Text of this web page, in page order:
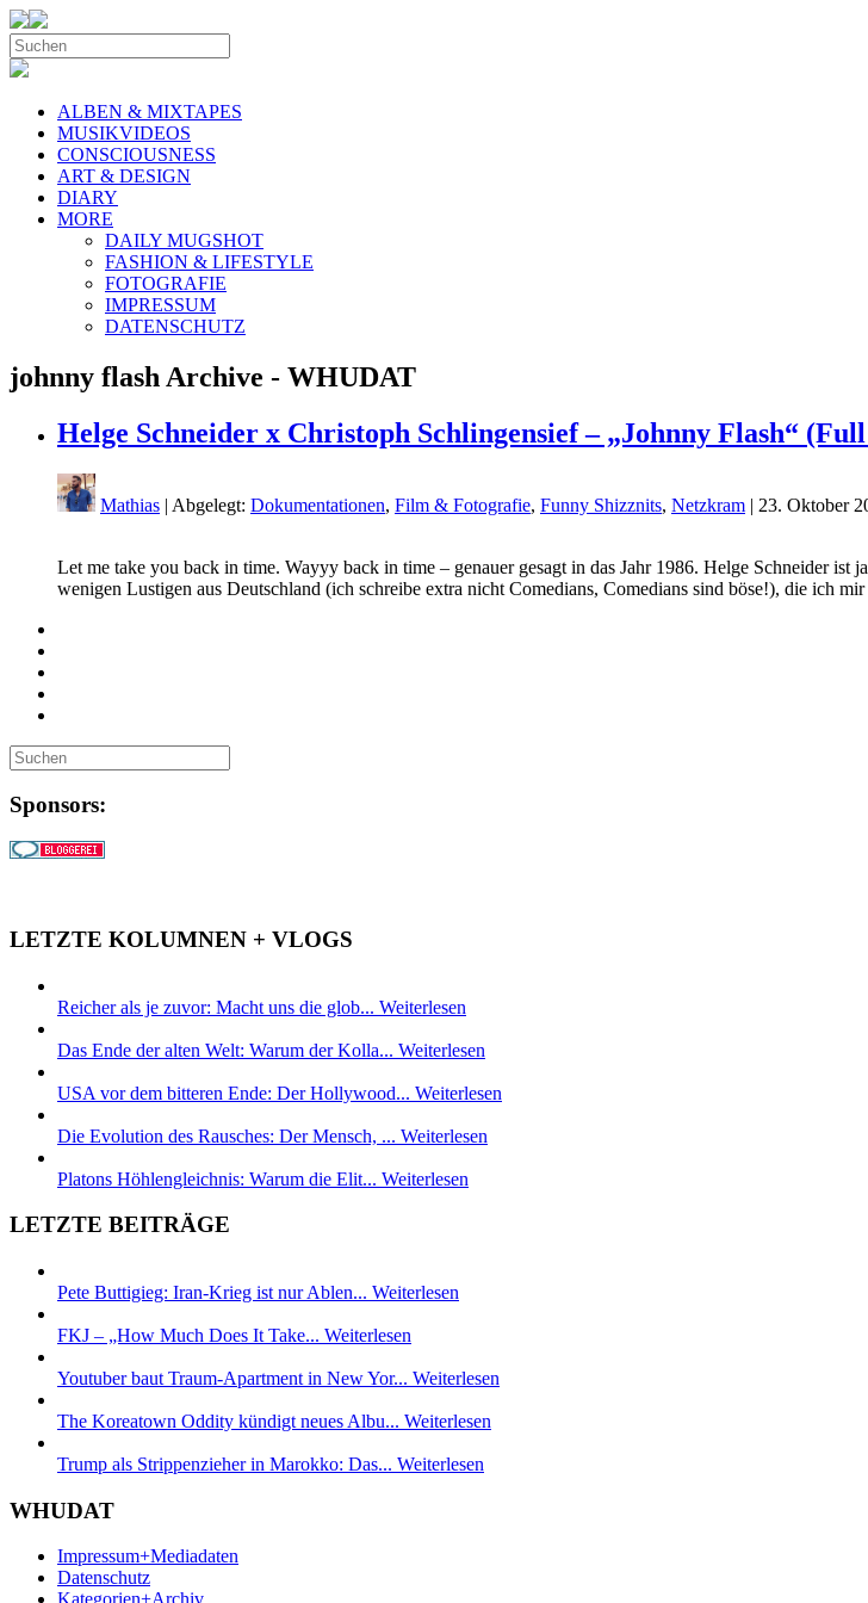
ALBEN & MIXTAPES
MUSIKVIDEOS
CONSCIOUSNESS
ART & DESIGN
DIARY
MORE
DAILY MUGSHOT
FASHION & LIFESTYLE
FOTOGRAFIE
IMPRESSUM
DATENSCHUTZ
johnny flash Archive - WHUDAT
Helge Schneider x Christoph Schlingensief – „Johnny Flash“
Mathias | Abgelegt: Dokumentationen, Film & Fotografie, Funny Shizznits, Netzkram | 23. Oktober
Let me take you back in time. Wayyy back in time – genauer gesagt in das Jahr 1986. Helge Schneider
wenigen Lustigen aus Deutschland (ich schreibe extra nicht Comedians, Comedians sind böse!), die ich
Sponsors:
LETZTE KOLUMNEN + VLOGS
Reicher als je zuvor: Macht uns die glob... Weiterlesen
Das Ende der alten Welt: Warum der Kolla... Weiterlesen
USA vor dem bitteren Ende: Der Hollywood... Weiterlesen
Die Evolution des Rausches: Der Mensch, ... Weiterlesen
Platons Höhlengleichnis: Warum die Elit... Weiterlesen
LETZTE BEITRÄGE
Pete Buttigieg: Iran-Krieg ist nur Ablen... Weiterlesen
FKJ – „How Much Does It Take... Weiterlesen
Youtuber baut Traum-Apartment in New Yor... Weiterlesen
The Koreatown Oddity kündigt neues Albu... Weiterlesen
Trump als Strippenzieher in Marokko: Das... Weiterlesen
WHUDAT
Impressum+Mediadaten
Datenschutz